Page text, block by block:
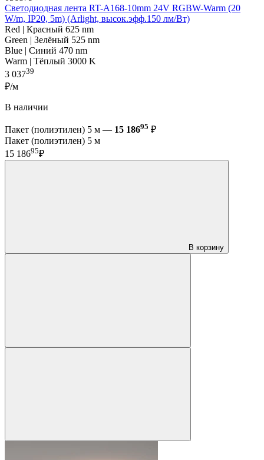
Светодиодная лента RT-A168-10mm 24V RGBW-Warm (20
W/m, IP20, 5m) (Arlight, высок.эфф.150 лм/Вт)
Red | Красный 625 nm
Green | Зелёный 525 nm
Blue | Синий 470 nm
Warm | Тёплый 3000 K
3 03739
₽/м
В наличии
Пакет (полиэтилен) 5 м — 15 18695 ₽
Пакет (полиэтилен) 5 м
15 18695₽
В корзину